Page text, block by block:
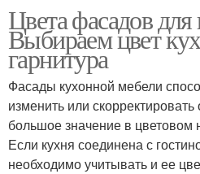
Цвета фасадов
Выбираем цвет
гарнитура
Фасады кухонной мебели
изменить или
большое значение в
Если кухня соединена с
необходимо учитывать и ее